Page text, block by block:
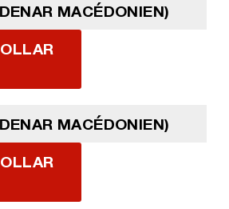
MACÉDONIEN)
MACÉDONIEN)